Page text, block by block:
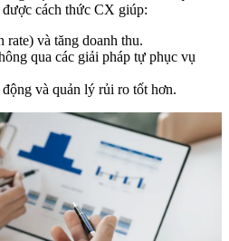
cách thức CX giúp:
và tăng doanh thu.
qua các giải pháp tự phục vụ
và quản lý rủi ro tốt hơn.